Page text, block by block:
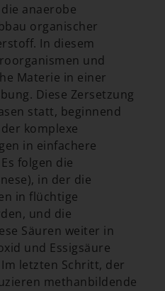
anaerobe
organischer
In diesem
und
Materie in einer
Diese Zersetzung
statt, beginnend
komplexe
in einfachere
folgen die
in der die
in flüchtige
und die
Säuren weiter in
und Essigsäure
letzten Schritt, der
methanbildende